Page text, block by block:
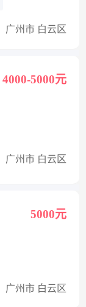
广州市 白云区
4000-5000元
广州市 白云区
5000元
广州市 白云区